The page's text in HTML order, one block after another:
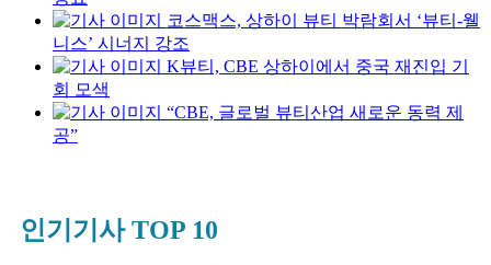
코스맥스, 상하이 뷰티 박람회서 ‘뷰티-웰
니스’ 시너지 강조
K뷰티, CBE 상하이에서 중국 재진입 기
회 모색
“CBE, 글로벌 뷰티산업 새로운 동력 제
공”
인기기사 TOP 10